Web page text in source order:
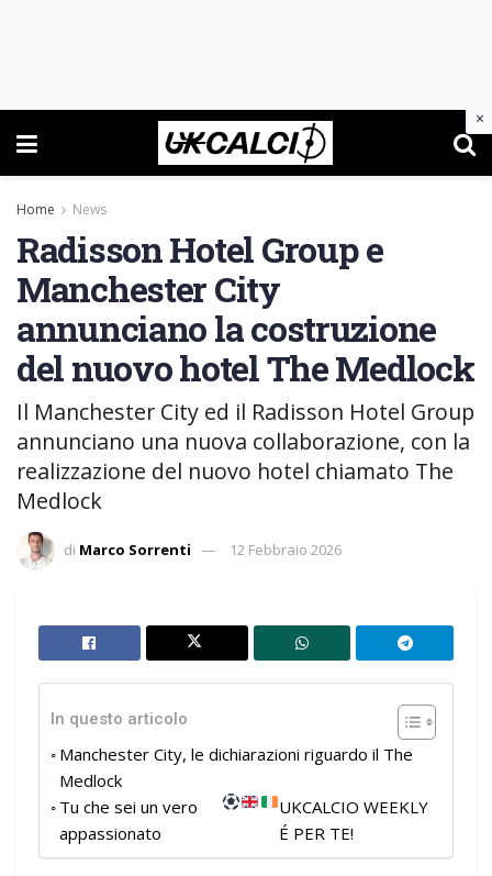
Home News
Radisson Hotel Group e
Manchester City
annunciano la costruzione
del nuovo hotel The Medlock
Il Manchester City ed il Radisson Hotel Group
annunciano una nuova collaborazione, con la
realizzazione del nuovo hotel chiamato The
Medlock
di Marco Sorrenti 12 Febbraio 2026
In questo articolo
Manchester City, le dichiarazioni riguardo il The
Medlock
Tu che sei un vero
appassionato
UKCALCIO WEEKLY
É PER TE!
×